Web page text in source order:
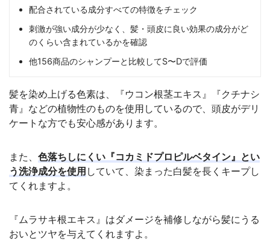
配合されている成分すべての特徴をチェック
刺激が強い成分が少なく、髪・頭皮に良い効果の成分がど
のくらい含まれているかを確認
他156商品のシャンプーと比較してS〜Dで評価
髪を染め上げる色素は、『ウコン根茎エキス』『クチナシ
青』などの植物性のものを使用しているので、頭皮がデリ
ケートな方でも安心感があります。
また、 色落ちしにくい『コカミドプロピルベタイン』とい
う洗浄成分を使用 していて、染まった白髪を長くキープし
てくれますよ。
『ムラサキ根エキス』はダメージを補修しながら髪にうる
おいとツヤを与えてくれますよ。